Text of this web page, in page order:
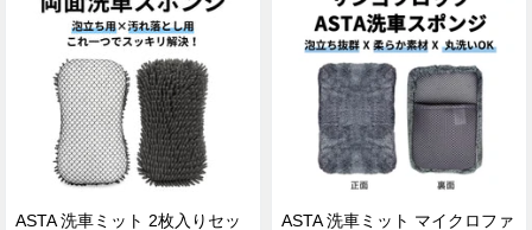
ASTA 洗車ミット 2枚入りセッ
ASTA 洗車ミット マイクロファ